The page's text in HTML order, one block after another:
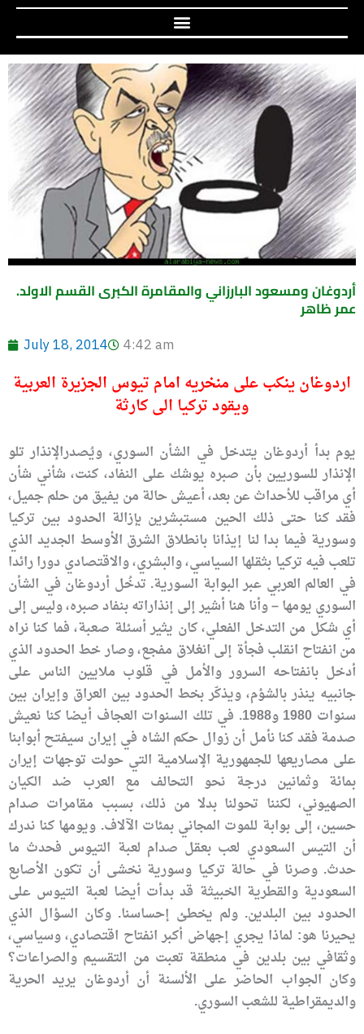
أردوغان ومسعود البارزاني والمقامرة الكبرى القسم الاولد.
عمر ظاهر
July 18, 2014 4:42 am
اردوغان ينكب على منخريه امام تيوس الجزيرة العربية
ويقود تركيا الى كارثة
يوم بدأ أردوغان يتدخل في الشأن السوري، ويُصدرالإنذار تلو
الإنذار للسوريين بأن صبره يوشك على النفاد، كنت، شأني شأن
أي مراقب للأحداث عن بعد، أعيش حالة من يفيق من حلم جميل،
فقد كنا حتى ذلك الحين مستبشرين بإزالة الحدود بين تركيا
وسورية فيما بدا لنا إيذانا بانطلاق الشرق الأوسط الجديد الذي
تلعب فيه تركيا بثقلها السياسي، والبشري، والاقتصادي دورا رائدا
في العالم العربي عبر البوابة السورية. تدخُل أردوغان في الشأن
السوري يومها – وأنا هنا أشير إلى إنذاراته بنفاد صبره، وليس إلى
أي شكل من التدخل الفعلي، كان يثير أسئلة صعبة، فما كنا نراه
من انفتاح انقلب فجأة إلى انغلاق مفجع، وصار خط الحدود الذي
أدخل بانفتاحه السرور والأمل في قلوب ملايين الناس على
جانبيه ينذر بالشؤم، ويذكّر بخط الحدود بين العراق وإيران بين
سنوات 1980 و1988. في تلك السنوات العجاف أيضا كنا نعيش
صدمة فقد كنا نأمل أن زوال حكم الشاه في إيران سيفتح أبوابنا
على مصاريعها للجمهورية الإسلامية التي حولت توجهات إيران
بمائة وثمانين درجة نحو التحالف مع العرب ضد الكيان
الصهيوني، لكننا تحولنا بدلا من ذلك، بسبب مقامرات صدام
حسين، إلى بوابة للموت المجاني بمئات الآلاف. ويومها كنا ندرك
أن التيس السعودي لعب بعقل صدام لعبة التيوس فحدث ما
حدث. وصرنا في حالة تركيا وسورية نخشى أن تكون الأصابع
السعودية والقطرية الخبيثة قد بدأت أيضا لعبة التيوس على
الحدود بين البلدين. ولم يخطئ إحساسنا. وكان السؤال الذي
يحيرنا هو: لماذا يجري إجهاض أكبر انفتاح اقتصادي، وسياسي،
وثقافي بين بلدين في منطقة تعبت من التقسيم والصراعات؟
وكان الجواب الحاضر على الألسنة أن أردوغان يريد الحرية
والديمقراطية للشعب السوري.